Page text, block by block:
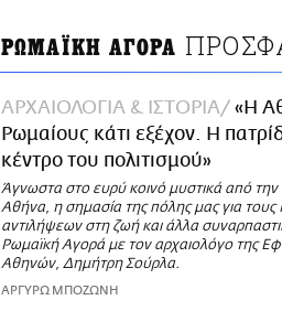
ΡΩΜΑΪΚΗ ΑΓΟΡΑ
ΑΡΧΑΙΟΛΟΓΙΑ & ΙΣΤΟΡΙΑ
«Η
Ρωμαίους κάτι εξέχον. Η
κέντρο του πολιτισμού»
Άγνωστα στο ευρύ κοινό μυστικά από
Αθήνα, η σημασία της πόλης μας για
αντιλήψεων στη ζωή και άλλα
Ρωμαϊκή Αγορά με τον αρχαιολόγο της
Αθηνών, Δημήτρη Σούρλα.
ΑΡΓΥΡΩ ΜΠΟΖΩΝΗ